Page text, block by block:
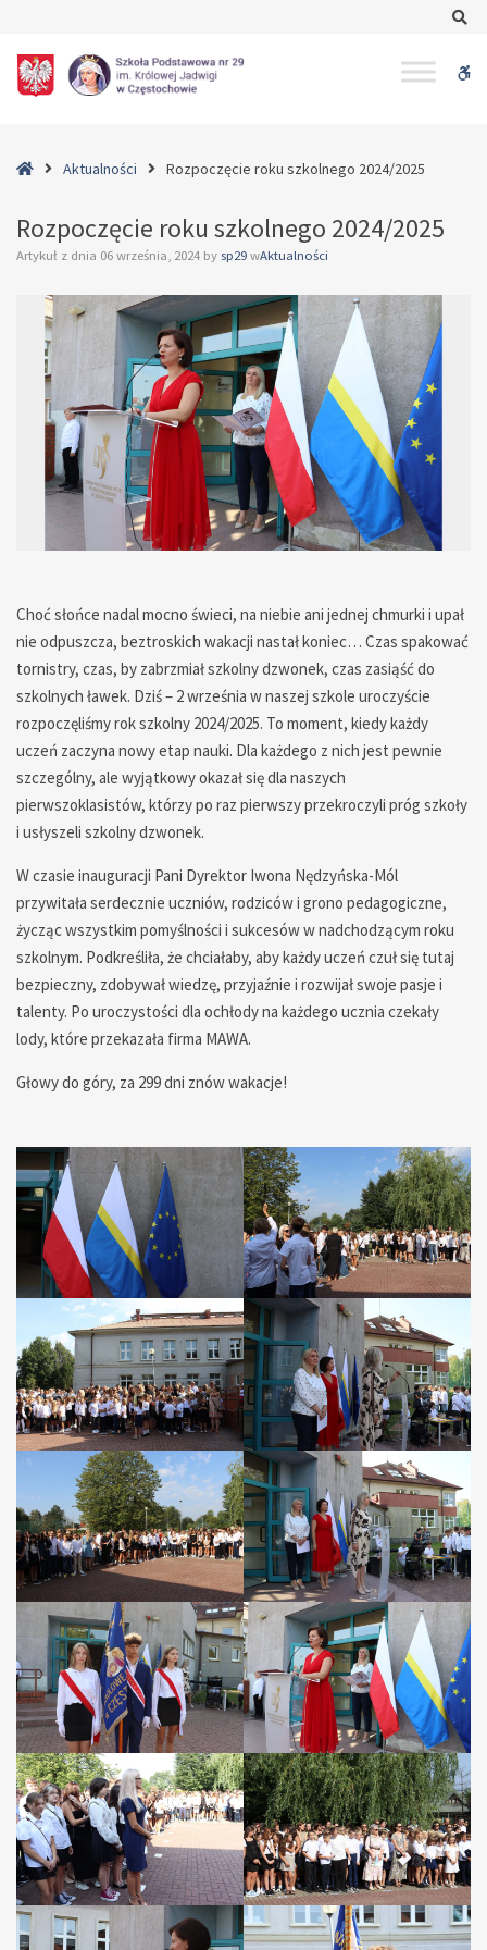
roku
szkolnego
HomeAktualności Rozpoczęcie roku szkolnego 2024/2025
Rozpoczęcie roku szkolnego 2024/2025
Artykuł z dnia 06 września, 2024 by sp29 wAktualności
Choć słońce nadal mocno świeci, na niebie ani jednej chmurki i upał
nie odpuszcza, beztroskich wakacji nastał koniec… Czas spakować
tornistry, czas, by zabrzmiał szkolny dzwonek, czas zasiąść do
szkolnych ławek. Dziś – 2 września w naszej szkole uroczyście
rozpoczęliśmy rok szkolny 2024/2025. To moment, kiedy każdy
uczeń zaczyna nowy etap nauki. Dla każdego z nich jest pewnie
szczególny, ale wyjątkowy okazał się dla naszych
pierwszoklasistów, którzy po raz pierwszy przekroczyli próg szkoły
i usłyszeli szkolny dzwonek.
W czasie inauguracji Pani Dyrektor Iwona Nędzyńska-Mól
przywitała serdecznie uczniów, rodziców i grono pedagogiczne,
życząc wszystkim pomyślności i sukcesów w nadchodzącym roku
szkolnym. Podkreśliła, że chciałaby, aby każdy uczeń czuł się tutaj
bezpieczny, zdobywał wiedzę, przyjaźnie i rozwijał swoje pasje i
talenty. Po uroczystości dla ochłody na każdego ucznia czekały
lody, które przekazała firma MAWA.
Głowy do góry, za 299 dni znów wakacje!